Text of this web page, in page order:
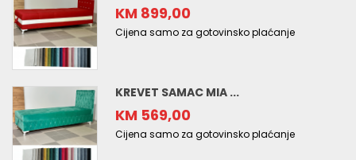
KM 899,00
Cijena samo za gotovinsko plaćanje
KREVET SAMAC MIA ...
KM 569,00
Cijena samo za gotovinsko plaćanje